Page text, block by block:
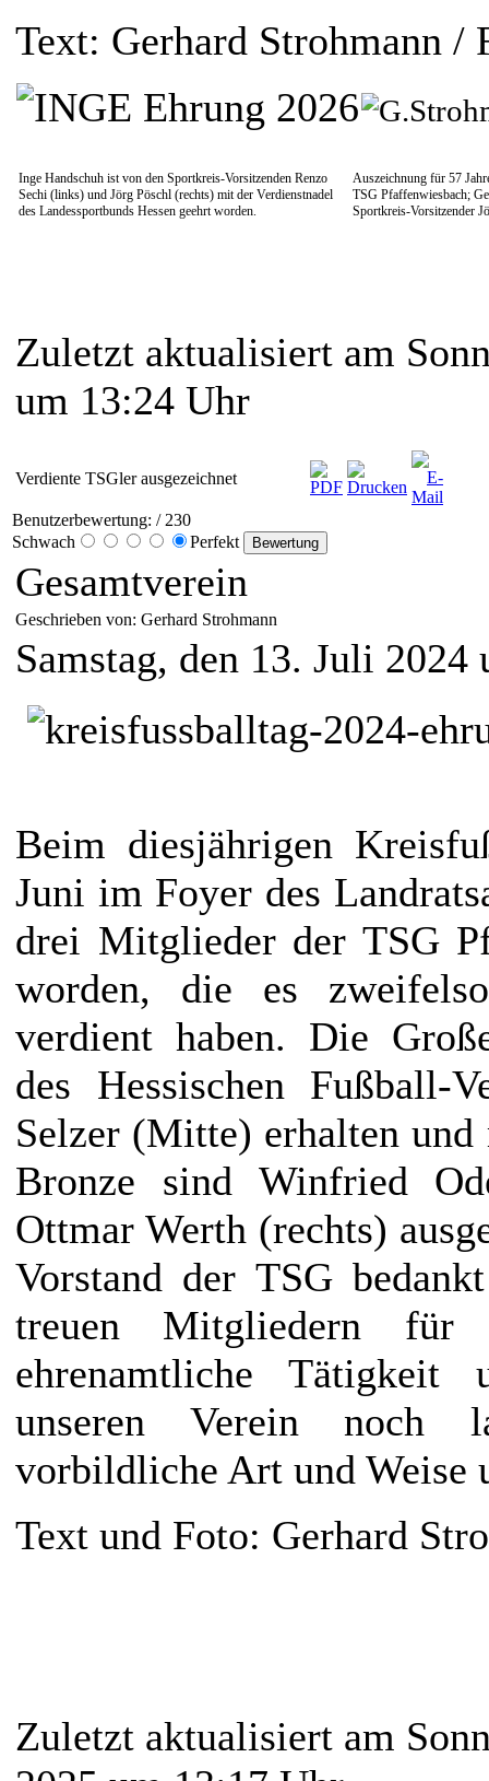
Text: Gerhard Strohmann /
Inge Handschuh ist von den Sportkreis-Vorsitzenden Renzo
Sechi (links) und Jörg Pöschl (rechts) mit der Verdienstnadel
des Landessportbunds Hessen geehrt worden.
Auszeichnung für 57
TSG Pfaffenwiesbach;
Sportkreis-Vorsitzender
Zuletzt aktualisiert am
um 13:24 Uhr
Verdiente TSGler ausgezeichnet
Benutzerbewertung: / 230
Schwach
Perfekt
Gesamtverein
Geschrieben von: Gerhard Strohmann
Samstag, den 13. Juli 2024
Beim diesjährigen
Juni im Foyer des
drei Mitglieder der TSG
worden, die es
verdient haben. Die
des Hessischen Fußball-
Selzer (Mitte) erhalten
Bronze sind Winfried
Ottmar Werth (rechts)
Vorstand der TSG
treuen Mitgliedern für
ehrenamtliche
unseren Verein
vorbildliche Art und Weise
Text und Foto: Gerhard
Zuletzt aktualisiert am